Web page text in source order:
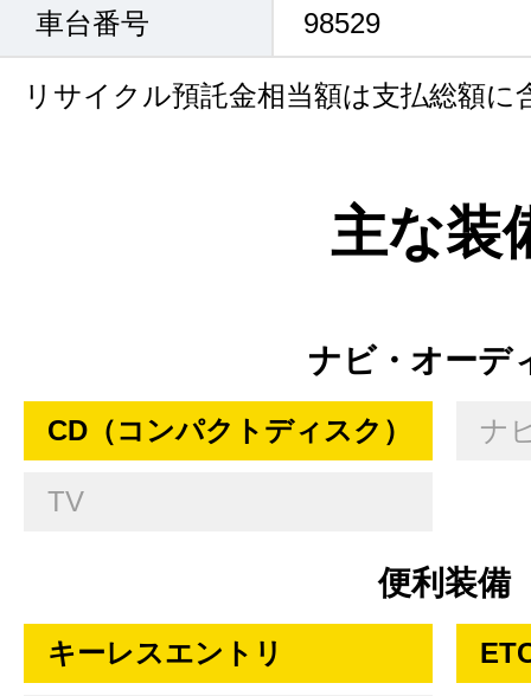
車台番号 98529
リサイクル預託金相当額は支払総額に
主な装
ナビ・オーデ
CD（コンパクトディスク） ナ
TV
便利装備
キーレスエントリ